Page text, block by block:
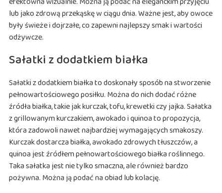
lub jako zdrową przekąskę w ciągu dnia. Ważne jest, aby owoce
były świeże i dojrzałe, co zapewni najlepszy smak i wartości
odżywcze.
Sałatki z dodatkiem białka
Sałatki z dodatkiem białka to doskonały sposób na stworzenie
pełnowartościowego posiłku. Można do nich dodać różne
źródła białka, takie jak kurczak, tofu, krewetki czy jajka. Sałatka
z grillowanym kurczakiem, awokado i quinoa to propozycja,
która zadowoli nawet najbardziej wymagających smakoszy.
Kurczak dostarcza białka, awokado zdrowych tłuszczów, a
quinoa jest źródłem pełnowartościowego białka roślinnego.
Taka sałatka jest nie tylko smaczna, ale również bardzo
pożywna. Można ją podać na obiad lub kolację.